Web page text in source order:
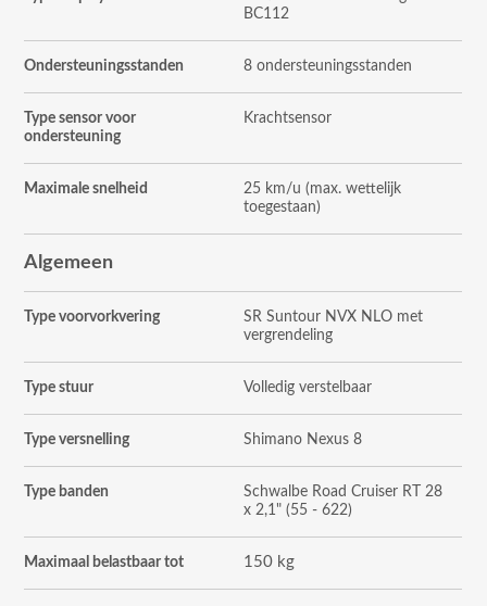
BC112
Ondersteuningsstanden 8 ondersteuningsstanden
Type sensor voor
ondersteuning
Krachtsensor
Maximale snelheid
25 km/u (max. wettelijk
toegestaan)
Algemeen
Type voorvorkvering
SR Suntour NVX NLO met
vergrendeling
Type stuur Volledig verstelbaar
Type versnelling Shimano Nexus 8
Type banden
Schwalbe Road Cruiser RT 28
x 2,1" (55 - 622)
Maximaal belastbaar tot 150 kg